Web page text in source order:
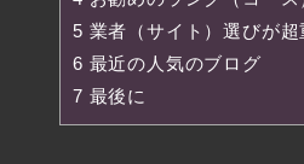
5 業者（サイト）選びが超
6 最近の人気のブログ
7 最後に